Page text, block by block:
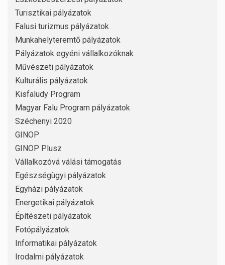
Turisztikai pályázatok
Falusi turizmus pályázatok
Munkahelyteremtő pályázatok
Pályázatok egyéni vállalkozóknak
Művészeti pályázatok
Kulturális pályázatok
Kisfaludy Program
Magyar Falu Program pályázatok
Széchenyi 2020
GINOP
GINOP Plusz
Vállalkozóvá válási támogatás
Egészségügyi pályázatok
Egyházi pályázatok
Energetikai pályázatok
Építészeti pályázatok
Fotópályázatok
Informatikai pályázatok
Irodalmi pályázatok